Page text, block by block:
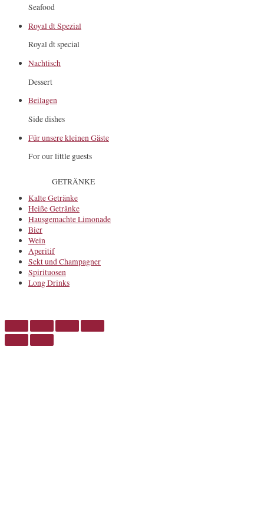
Seafood
Royal dt Spezial
Royal dt special
Nachtisch
Dessert
Beilagen
Side dishes
Für unsere kleinen Gäste
For our little guests
GETRÄNKE
Kalte Getränke
Heiße Getränke
Hausgemachte Limonade
Bier
Wein
Aperitif
Sekt und Champagner
Spirituosen
Long Drinks